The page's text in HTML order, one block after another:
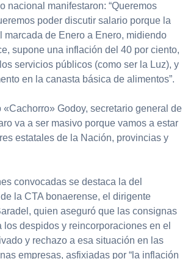
nacional manifestaron: “Queremos
poder discutir salario porque la
marcada de Enero a Enero, midiendo
supone una inflación del 40 por ciento,
servicios públicos (como ser la Luz), y
en la canasta básica de alimentos”.
«Cachorro» Godoy, secretario general de
va a ser masivo porque vamos a estar
estatales de la Nación, provincias y
convocadas se destaca la del
la CTA bonaerense, el dirigente
quien aseguró que las consignas
los despidos y reincorporaciones en el
y rechazo a esa situación en las
empresas, asfixiadas por “la inflación